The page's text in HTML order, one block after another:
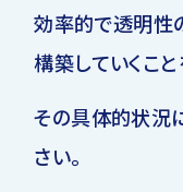
効率的で透明性
構築していくこ
その具体的状況
さい。